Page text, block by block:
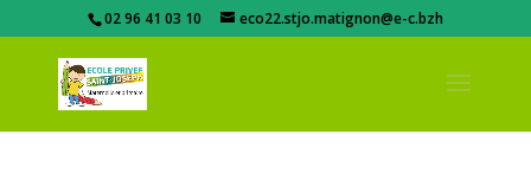
02 96 41 03 10 eco22.stjo.matignon@e-c.bzh